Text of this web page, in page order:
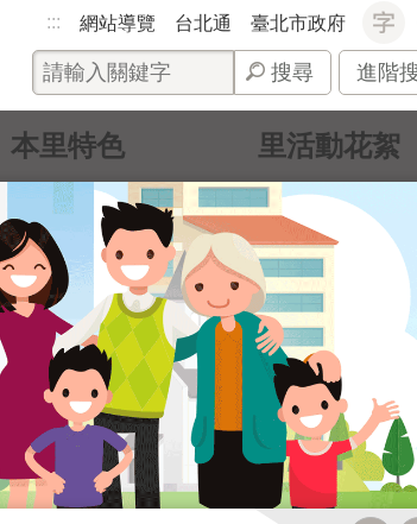
::: 網站導覽 台北通 臺北市政府
搜尋 進階
本里特色 里活動花絮